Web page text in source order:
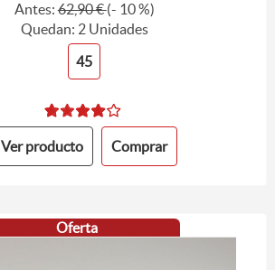
Antes:62,90 €(- 10 %)
Quedan: 2 Unidades
45
Ver producto Comprar
Oferta